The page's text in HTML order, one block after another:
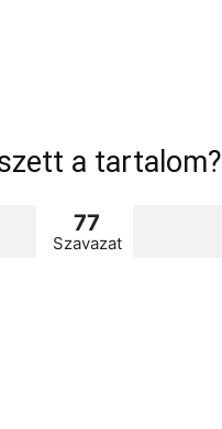
a tartalom?
77
Szavazat